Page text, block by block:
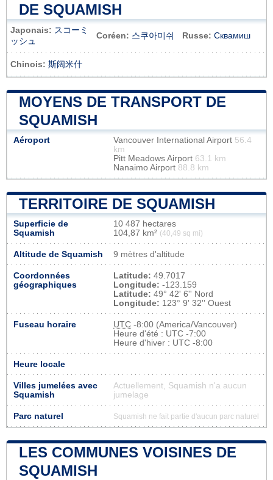
DE SQUAMISH
Japonais: スコーミ
ッシュ
Coréen: 스쿠아미쉬 Russe: Сквамиш
Chinois: 斯阔米什
MOYENS DE TRANSPORT DE
SQUAMISH
Aéroport Vancouver International Airport 56.4
km
Pitt Meadows Airport 63.1 km
Nanaimo Airport 88.8 km
TERRITOIRE DE SQUAMISH
Superficie de
Squamish
10 487 hectares
104,87 km² (40,49 sq mi)
Altitude de Squamish 9 mètres d'altitude
Coordonnées
géographiques
Latitude: 49.7017
Longitude: -123.159
Latitude: 49° 42' 6'' Nord
Longitude: 123° 9' 32'' Ouest
Fuseau horaire UTC -8:00 (America/Vancouver)
Heure d'été : UTC -7:00
Heure d'hiver : UTC -8:00
Heure locale
Villes jumelées avec
Squamish
Actuellement, Squamish n'a aucun
jumelage
Parc naturel Squamish ne fait partie d'aucun parc naturel
LES COMMUNES VOISINES DE
SQUAMISH